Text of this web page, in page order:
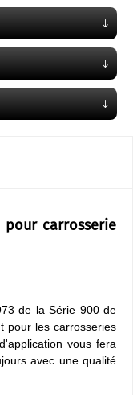
carrosserie
de la Série 900 de
pour les carrosseries
vous fera
avec une qualité